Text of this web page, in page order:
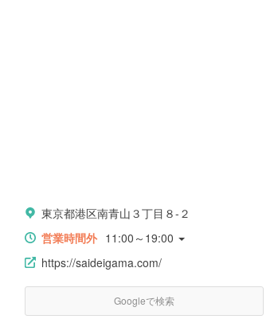
東京都港区南青山３丁目８-２
営業時間外 11:00～19:00
https://saideigama.com/
Googleで検索